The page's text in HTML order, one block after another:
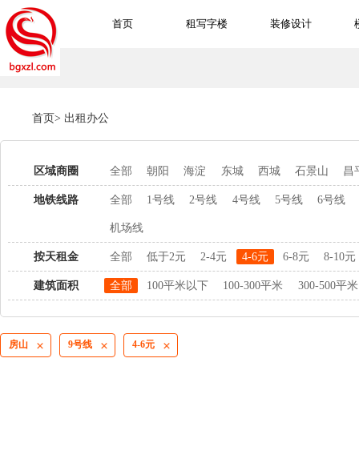
首页 租写字楼 装修设计
首页> 出租办公
区域商圈 全部 朝阳 海淀 东城 西城 石景山 昌
地铁线路 全部 1号线 2号线 4号线 5号线 6号线
机场线
按天租金 全部 低于2元 2-4元 4-6元 6-8元 8-10元
建筑面积 全部 100平米以下 100-300平米 300-500平米
房山  9号线  4-6元 